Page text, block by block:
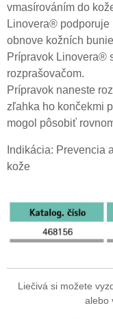
vmasírováním do
Linovera®
obnove kožních
Prípravok Linovera®
rozprašovačom.
Prípravok naneste
zľahka ho končekmi
mogol pôsobiť
Indikácia: Prevencia
kože
Liečivá si možete
alebo